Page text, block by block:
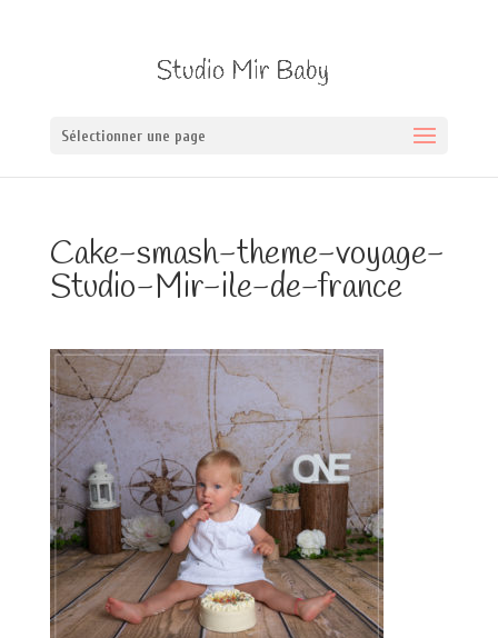
Sélectionner une page
Cake-smash-theme-voyage-
Studio-Mir-ile-de-france